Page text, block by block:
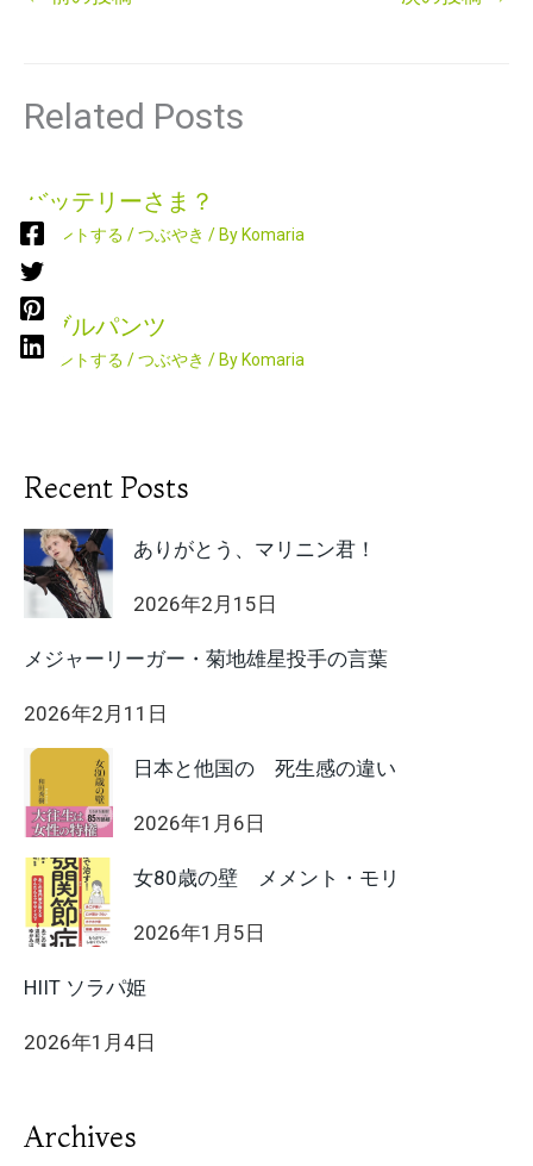
Related Posts
バッテリーさま？
コメントする /つぶやき / By Komaria
ダブルパンツ
コメントする /つぶやき / By Komaria
Recent Posts
ありがとう、マリニン君！
2026年2月15日
メジャーリーガー・菊地雄星投手の言葉
2026年2月11日
日本と他国の 死生感の違い
2026年1月6日
女80歳の壁 メメント・モリ
2026年1月5日
HIIT ソラパ姫
2026年1月4日
Archives